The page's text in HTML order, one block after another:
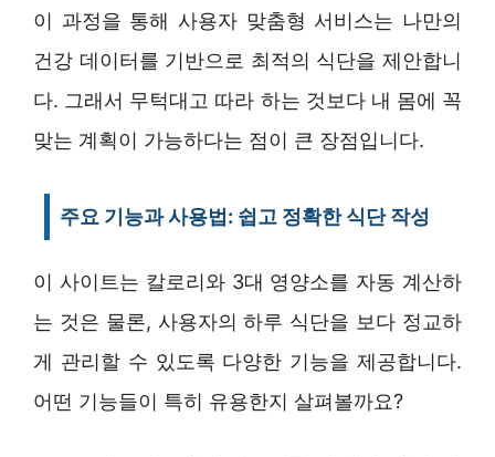
이 과정을 통해 사용자 맞춤형 서비스는 나만의
건강 데이터를 기반으로 최적의 식단을 제안합니
다. 그래서 무턱대고 따라 하는 것보다 내 몸에 꼭
맞는 계획이 가능하다는 점이 큰 장점입니다.
주요 기능과 사용법: 쉽고 정확한 식단 작성
이 사이트는 칼로리와 3대 영양소를 자동 계산하
는 것은 물론, 사용자의 하루 식단을 보다 정교하
게 관리할 수 있도록 다양한 기능을 제공합니다.
어떤 기능들이 특히 유용한지 살펴볼까요?